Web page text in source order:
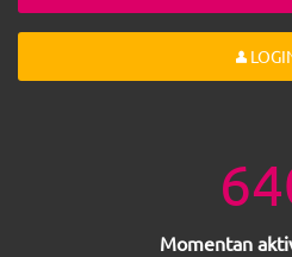
Momentan